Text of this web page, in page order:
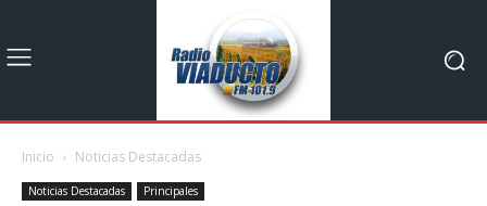
Inicio Noticias Destacadas
Noticias Destacadas Principales